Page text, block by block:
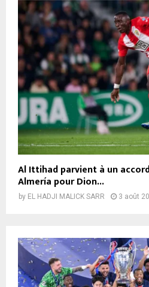
Al Ittihad parvient à un
Almería pour Dion...
by EL HADJI MALICK SARR 3 août